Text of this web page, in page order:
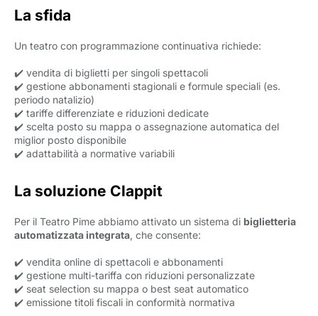
La sfida
Un teatro con programmazione continuativa richiede:
✔️ vendita di biglietti per singoli spettacoli
✔️ gestione abbonamenti stagionali e formule speciali (es.
periodo natalizio)
✔️ tariffe differenziate e riduzioni dedicate
✔️ scelta posto su mappa o assegnazione automatica del
miglior posto disponibile
✔️ adattabilità a normative variabili
La soluzione Clappit
Per il Teatro Pime abbiamo attivato un sistema di biglietteria
automatizzata integrata, che consente:
✔️ vendita online di spettacoli e abbonamenti
✔️ gestione multi-tariffa con riduzioni personalizzate
✔️ seat selection su mappa o best seat automatico
✔️ emissione titoli fiscali in conformità normativa